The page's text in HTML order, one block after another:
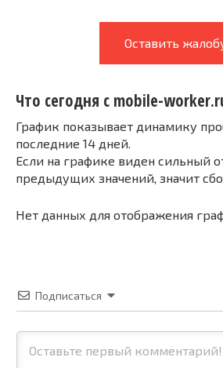
Оставить
Что сегодня с mobile-
График показывает динамику
последние 14 дней.
Если на графике виден сильный
предыдущих значений, значит
Нет данных для отображения
Подписаться